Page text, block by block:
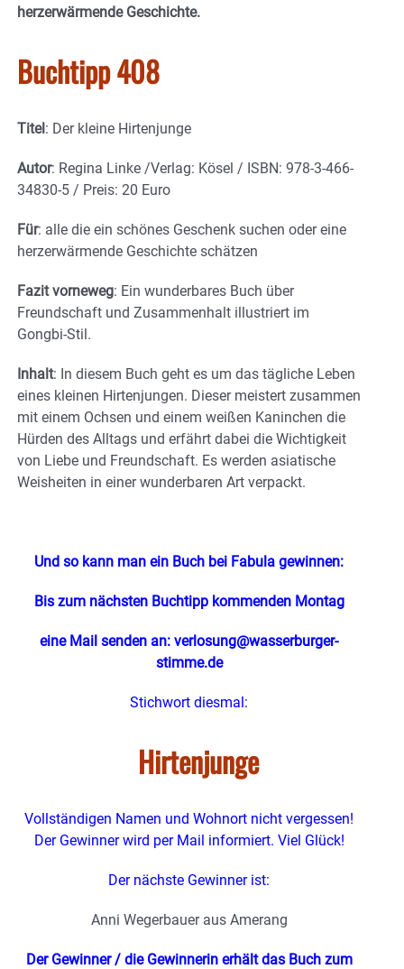
herzerwärmende Geschichte.
Buchtipp 408
Titel: Der kleine Hirtenjunge
Autor: Regina Linke /Verlag: Kösel / ISBN: 978-3-466-
34830-5 / Preis: 20 Euro
Für: alle die ein schönes Geschenk suchen oder eine
herzerwärmende Geschichte schätzen
Fazit vorneweg: Ein wunderbares Buch über
Freundschaft und Zusammenhalt illustriert im
Gongbi-Stil.
Inhalt: In diesem Buch geht es um das tägliche Leben
eines kleinen Hirtenjungen. Dieser meistert zusammen
mit einem Ochsen und einem weißen Kaninchen die
Hürden des Alltags und erfährt dabei die Wichtigkeit
von Liebe und Freundschaft. Es werden asiatische
Weisheiten in einer wunderbaren Art verpackt.
Und so kann man ein Buch bei Fabula gewinnen:
Bis zum nächsten Buchtipp kommenden Montag
eine Mail senden an: verlosung@wasserburger-
stimme.de
Stichwort diesmal:
Hirtenjunge
Vollständigen Namen und Wohnort nicht vergessen!
Der Gewinner wird per Mail informiert. Viel Glück!
Der nächste Gewinner ist:
Anni Wegerbauer aus Amerang
Der Gewinner / die Gewinnerin erhält das Buch zum